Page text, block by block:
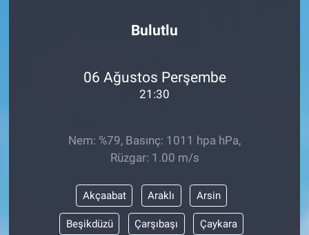
Bulutlu
06 Ağustos Perşembe
21:30
Nem: %79, Basınç: 1011 hpa hPa,
Rüzgar: 1.00 m/s
Akçaabat Araklı Arsin
Beşikdüzü Çarşıbaşı Çaykara